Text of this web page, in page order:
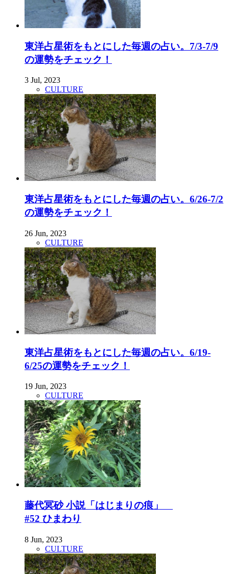
東洋占星術をもとにした毎週の占い。7/3-7/9
の運勢をチェック！
3 Jul, 2023
CULTURE
東洋占星術をもとにした毎週の占い。6/26-7/2
の運勢をチェック！
26 Jun, 2023
CULTURE
東洋占星術をもとにした毎週の占い。6/19-
6/25の運勢をチェック！
19 Jun, 2023
CULTURE
藤代冥砂 小説「はじまりの痕」
#52 ひまわり
8 Jun, 2023
CULTURE